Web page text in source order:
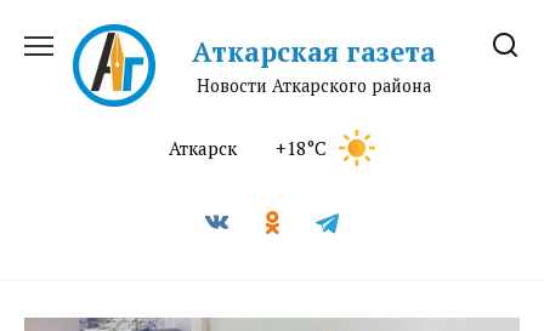
содержанию
Аткарская газета
Новости Аткарского района
Аткарск +18°C